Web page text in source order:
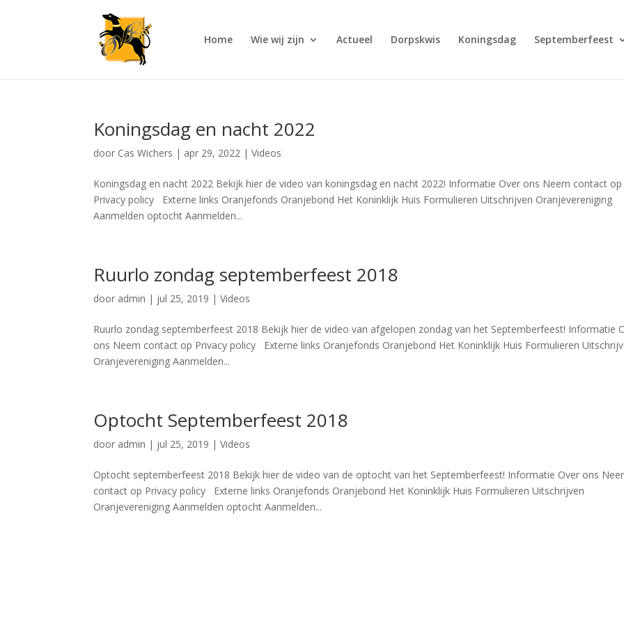
Home Wie wij zijn Actueel Dorpskwis Koningsdag Septemberfeest
Koningsdag en nacht 2022
door Cas Wichers | apr 29, 2022 |Videos
Koningsdag en nacht 2022 Bekijk hier de video van koningsdag en nacht 2022! Informatie Over ons Neem contact op
Privacy policy Externe links Oranjefonds Oranjebond Het Koninklijk Huis Formulieren Uitschrijven Oranjevereniging
Aanmelden optocht Aanmelden...
Ruurlo zondag septemberfeest 2018
door admin | jul 25, 2019 |Videos
Ruurlo zondag septemberfeest 2018 Bekijk hier de video van afgelopen zondag van het Septemberfeest! Informatie
ons Neem contact op Privacy policy Externe links Oranjefonds Oranjebond Het Koninklijk Huis Formulieren
Oranjevereniging Aanmelden...
Optocht Septemberfeest 2018
door admin | jul 25, 2019 |Videos
Optocht septemberfeest 2018 Bekijk hier de video van de optocht van het Septemberfeest! Informatie Over ons
contact op Privacy policy Externe links Oranjefonds Oranjebond Het Koninklijk Huis Formulieren Uitschrijven
Oranjevereniging Aanmelden optocht Aanmelden...